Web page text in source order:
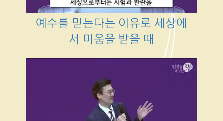
예수를 믿는다는 이유로 세상에
서 미움을 받을 때